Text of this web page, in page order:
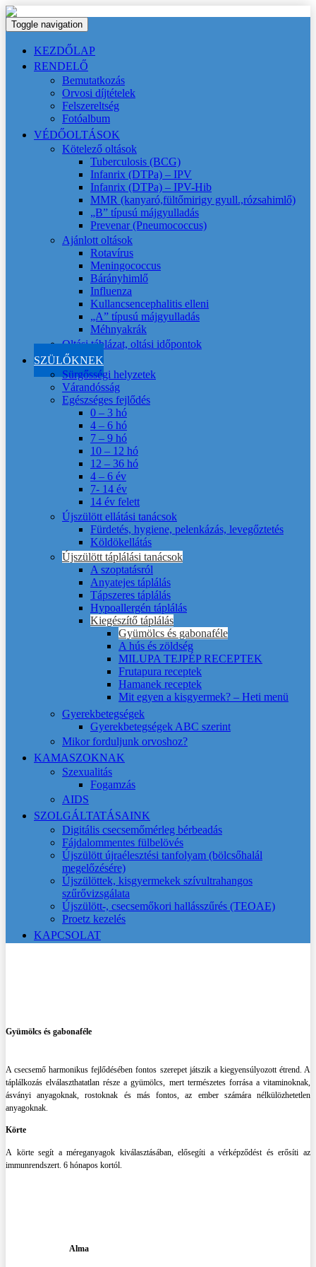
Toggle navigation
KEZDŐLAP
RENDELŐ
Bemutatkozás
Orvosi díjtételek
Felszereltség
Fotóalbum
VÉDŐOLTÁSOK
Kötelező oltások
Tuberculosis (BCG)
Infanrix (DTPa) – IPV
Infanrix (DTPa) – IPV-Hib
MMR (kanyaró,fültőmirigy gyull.,rózsahimlő)
„B” típusú májgyulladás
Prevenar (Pneumococcus)
Ajánlott oltások
Rotavírus
Meningococcus
Bárányhimlő
Influenza
Kullancsencephalitis elleni
„A” típusú májgyulladás
Méhnyakrák
Oltási táblázat, oltási időpontok
SZÜLŐKNEK
Sürgősségi helyzetek
Várandósság
Egészséges fejlődés
0 – 3 hó
4 – 6 hó
7 – 9 hó
10 – 12 hó
12 – 36 hó
4 – 6 év
7- 14 év
14 év felett
Újszülött ellátási tanácsok
Fürdetés, hygiene, pelenkázás, levegőztetés
Köldökellátás
Újszülött táplálási tanácsok
A szoptatásról
Anyatejes táplálás
Tápszeres táplálás
Hypoallergén táplálás
Kiegészítő táplálás
Gyümölcs és gabonaféle
A hús és zöldség
MILUPA TEJPÉP RECEPTEK
Frutapura receptek
Hamanek receptek
Mit egyen a kisgyermek? – Heti menü
Gyerekbetegségek
Gyerekbetegségek ABC szerint
Mikor forduljunk orvoshoz?
KAMASZOKNAK
Szexualitás
Fogamzás
AIDS
SZOLGÁLTATÁSAINK
Digitális csecsemőmérleg bérbeadás
Fájdalommentes fülbelövés
Újszülött újraélesztési tanfolyam (bölcsőhalál
megelőzésére)
Újszülöttek, kisgyermekek szívultrahangos
szűrővizsgálata
Újszülött-, csecsemőkori hallásszűrés (TEOAE)
Proetz kezelés
KAPCSOLAT
Gyümölcs és gabonaféle
A csecsemő harmonikus fejlődésében fontos szerepet játszik a kiegyensúlyozott étrend. A
táplálkozás elválaszthatatlan része a gyümölcs, mert természetes forrása a vitaminoknak,
ásványi anyagoknak, rostoknak és más fontos, az ember számára nélkülözhetetlen
anyagoknak.
Körte
A körte segít a méreganyagok kiválasztásában, elősegíti a vérképződést és erősíti az
immunrendszert. 6 hónapos kortól.
Alma